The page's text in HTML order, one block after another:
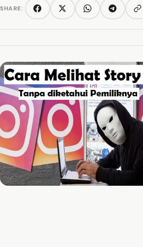
SHARE:
FacebookTwitter/XWhatsAppTelegram